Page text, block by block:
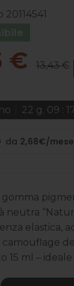
20114541
€ 13,43 €
22 g. 09 :
gomma
neutra
elastica,
15 ml –